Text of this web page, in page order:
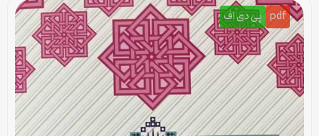
pdf پی دی اف